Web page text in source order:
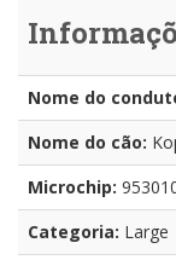
Nome do
Nome do cão:
Microchip:
Categoria: Large